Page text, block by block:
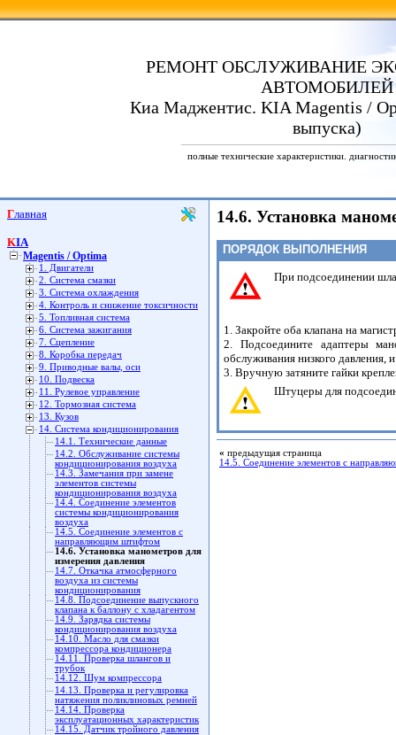
РЕМОНТ ОБСЛУЖИВАНИЕ
АВТОМОБИЛЕЙ
Киа Маджентис. KIA Magentis /
выпуска)
полные технические характеристики.
Главная
KIA
Magentis / Optima
1. Двигатели
2. Система смазки
3. Система охлаждения
4. Контроль и снижение токсичности
5. Топливная система
6. Система зажигания
7. Сцепление
8. Коробка передач
9. Приводные валы, оси
10. Подвеска
11. Рулевое управление
12. Тормозная система
13. Кузов
14. Система кондиционирования
14.1. Технические данные
14.2. Обслуживание системы
кондиционирования воздуха
14.3. Замечания при замене
элементов системы
кондиционирования воздуха
14.4. Соединение элементов
системы кондиционирования
воздуха
14.5. Соединение элементов с
направляющим штифтом
14.6. Установка манометров для
измерения давления
14.7. Откачка атмосферного
воздуха из системы
кондиционирования
14.8. Подсоединение выпускного
клапана к баллону с хладагентом
14.9. Зарядка системы
кондиционирования воздуха
14.10. Масло для смазки
компрессора кондиционера
14.11. Проверка шлангов и
трубок
14.12. Шум компрессора
14.13. Проверка и регулировка
натяжения поликлиновых ремней
14.14. Проверка
эксплуатационных характеристик
14.15. Датчик тройного давления
14.6. Установка
ПОРЯДОК ВЫПОЛНЕНИЯ
При подсоединении
1. Закройте оба клапана на
2. Подсоедините адаптеры
обслуживания низкого давления,
3. Вручную затяните гайки
Штуцеры для
« предыдущая страница
14.5. Соединение элементов с